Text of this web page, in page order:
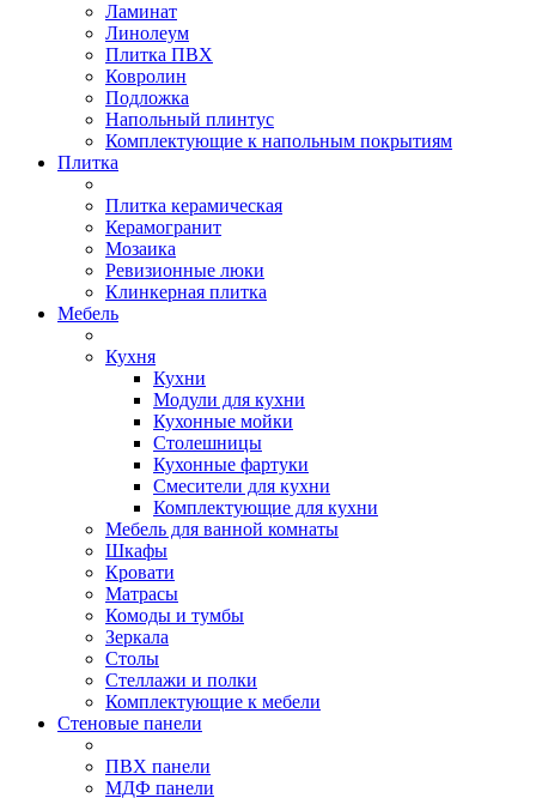
Ламинат
Линолеум
Плитка ПВХ
Ковролин
Подложка
Напольный плинтус
Комплектующие к напольным покрытиям
Плитка
Плитка керамическая
Керамогранит
Мозаика
Ревизионные люки
Клинкерная плитка
Мебель
Кухня
Кухни
Модули для кухни
Кухонные мойки
Столешницы
Кухонные фартуки
Смесители для кухни
Комплектующие для кухни
Мебель для ванной комнаты
Шкафы
Кровати
Матрасы
Комоды и тумбы
Зеркала
Столы
Стеллажи и полки
Комплектующие к мебели
Стеновые панели
ПВХ панели
МДФ панели